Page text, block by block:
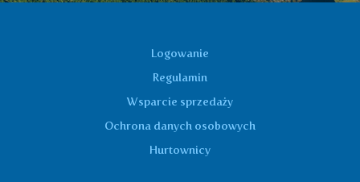
Logowanie
Regulamin
Wsparcie sprzedaży
Ochrona danych osobowych
Hurtownicy